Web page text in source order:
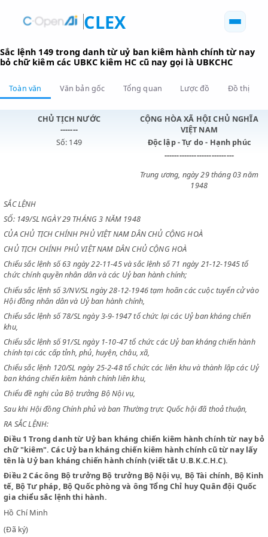
CLEX
Sắc lệnh 149 trong danh từ uỷ ban kiêm hành chính từ
bỏ chữ kiêm các UBKC kiêm HC cũ nay gọi là UBKCHC
Toàn văn
CHỦ TỊCH NƯỚC
-------
CỘNG HÒA XÃ HỘI CHỦ
VIỆT NAM
Độc lập - Tự do - Hạnh
----------------------------
SẮC LỆNH
SỐ: 149/SL NGÀY 29 THÁNG 3 NĂM 1948
CỦA CHỦ TỊCH CHÍNH PHỦ VIỆT NAM DÂN CHỦ CỘNG HOÀ
CHỦ TỊCH CHÍNH PHỦ VIỆT NAM DÂN CHỦ CỘNG HOÀ
Chiểu sắc lệnh số 63 ngày 22-11-45 và sắc lệnh số 71 ngày 21-12-
chức chính quyền nhân dân và các Uỷ ban hành chính;
Chiểu sắc lệnh số 3/NV/SL ngày 28-12-1946 tạm hoãn các cuộc tuyển
Hội đồng nhân dân và Uỷ ban hành chính,
Chiểu sắc lệnh số 78/SL ngày 3-9-1947 tổ chức lại các Uỷ ban kháng
khu,
Chiểu sắc lệnh số 91/SL ngày 1-10-47 tổ chức các Uỷ ban kháng chiến
chính tại các cấp tỉnh, phủ, huyện, châu, xã,
Chiểu sắc lệnh 120/SL ngày 25-2-48 tổ chức các liên khu và thành lập
ban kháng chiến kiêm hành chính liên khu,
Chiểu đề nghị của Bộ trưởng Bộ Nội vụ,
Sau khi Hội đồng Chính phủ và ban Thường trực Quốc hội đã thoả
RA SẮC LỆNH:
Điều 1Trong danh từ Uỷ ban kháng chiến kiêm hành chính từ
chữ "kiêm". Các Uỷ ban kháng chiến kiêm hành chính cũ từ
tên là Uỷ ban kháng chiến hành chính (viết tắt U.B.K.C.H.C).
Điều 2